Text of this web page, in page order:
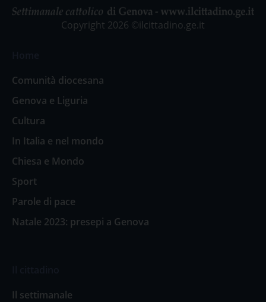
Copyright 2026 ©ilcittadino.ge.it
Comunità diocesana
Genova e Liguria
Cultura
In Italia e nel mondo
Chiesa e Mondo
Sport
Parole di pace
Natale 2023: presepi a Genova
Il settimanale